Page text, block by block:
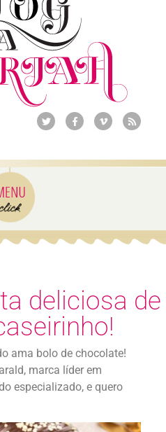
deliciosa de
ama bolo de chocolate!
marca líder em
especializado, e quero